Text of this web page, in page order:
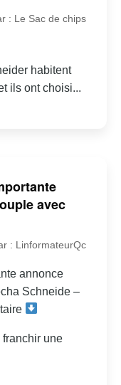
: Le Sac de chips
habitent
ils ont choisi...
avec
: LinformateurQc
annonce
Schneide –
une